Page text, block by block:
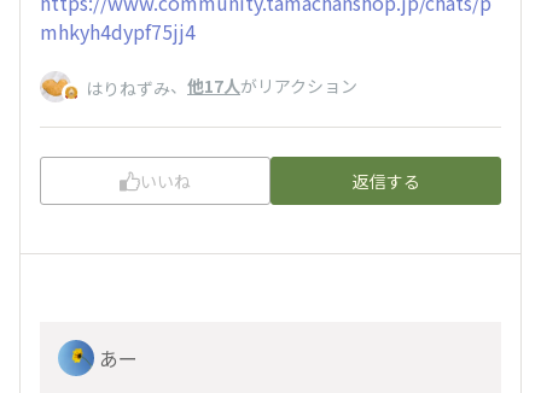
mhkyh4dypf75jj4
はりねずみ、 他17人がリアクション
いいね 返信する
あー